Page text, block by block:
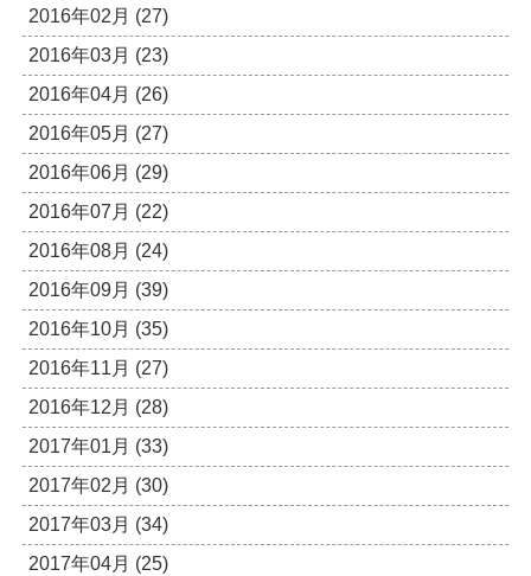
2016年02月 (27)
2016年03月 (23)
2016年04月 (26)
2016年05月 (27)
2016年06月 (29)
2016年07月 (22)
2016年08月 (24)
2016年09月 (39)
2016年10月 (35)
2016年11月 (27)
2016年12月 (28)
2017年01月 (33)
2017年02月 (30)
2017年03月 (34)
2017年04月 (25)